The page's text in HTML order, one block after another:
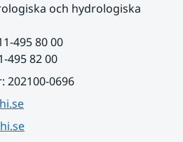
och hydrologiska
495 80 00
495 82 00
202100-0696